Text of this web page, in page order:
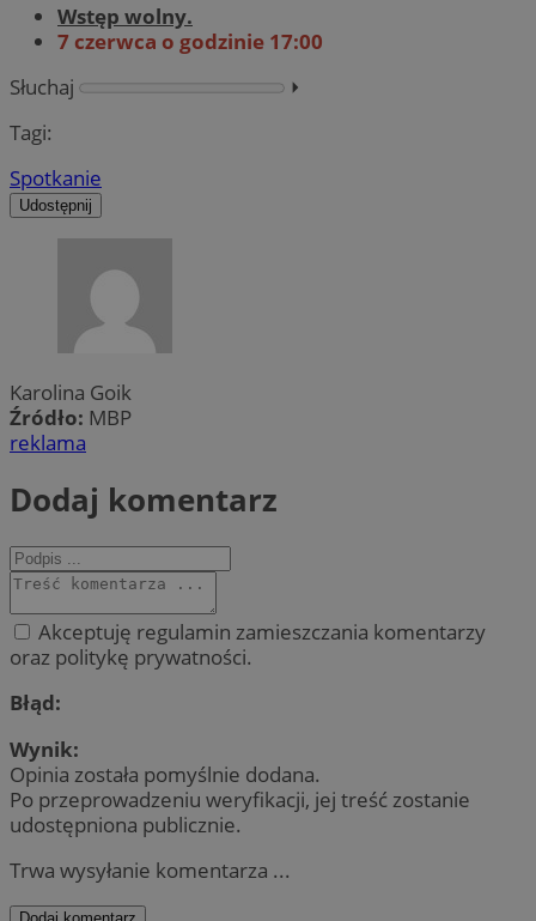
Wstęp wolny.
7 czerwca o godzinie 17:00
Słuchaj
⏵︎
Tagi:
Spotkanie
Udostępnij
Karolina Goik
Źródło: MBP
reklama
Dodaj komentarz
Akceptuję regulamin zamieszczania komentarzy
oraz politykę prywatności.
Błąd:
Wynik:
Opinia została pomyślnie dodana.
Po przeprowadzeniu weryfikacji, jej treść zostanie
udostępniona publicznie.
Trwa wysyłanie komentarza ...